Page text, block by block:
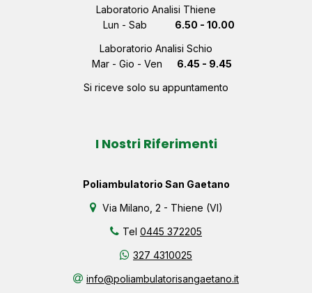
Laboratorio Analisi Thiene
Lun - Sab
6.50 - 10.00
Laboratorio Analisi Schio
Mar - Gio - Ven
6.45 - 9.45
Si riceve solo su appuntamento
I Nostri Riferimenti
Poliambulatorio San Gaetano
Via Milano, 2 - Thiene (VI)
Tel 0445 372205
327 4310025
info@poliambulatorisangaetano.it